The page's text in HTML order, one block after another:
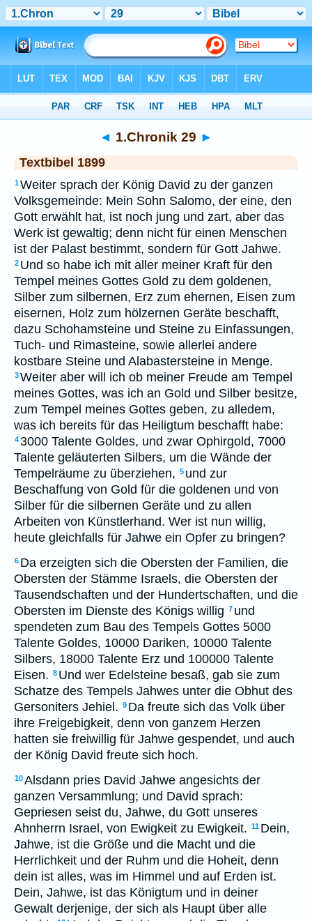
◄ 1.Chronik 29 ►
Textbibel 1899
1Weiter sprach der König David zu der ganzen
Volksgemeinde: Mein Sohn Salomo, der eine, den
Gott erwählt hat, ist noch jung und zart, aber das
Werk ist gewaltig; denn nicht für einen Menschen
ist der Palast bestimmt, sondern für Gott Jahwe.
2 Und so habe ich mit aller meiner Kraft für den
Tempel meines Gottes Gold zu dem goldenen,
Silber zum silbernen, Erz zum ehernen, Eisen zum
eisernen, Holz zum hölzernen Geräte beschafft,
dazu Schohamsteine und Steine zu Einfassungen,
Tuch- und Rimasteine, sowie allerlei andere
kostbare Steine und Alabastersteine in Menge.
3Weiter aber will ich ob meiner Freude am Tempel
meines Gottes, was ich an Gold und Silber besitze,
zum Tempel meines Gottes geben, zu alledem,
was ich bereits für das Heiligtum beschafft habe:
43000 Talente Goldes, und zwar Ophirgold, 7000
Talente geläuterten Silbers, um die Wände der
Tempelräume zu überziehen, 5 und zur
Beschaffung von Gold für die goldenen und von
Silber für die silbernen Geräte und zu allen
Arbeiten von Künstlerhand. Wer ist nun willig,
heute gleichfalls für Jahwe ein Opfer zu bringen?
6 Da erzeigten sich die Obersten der Familien, die
Obersten der Stämme Israels, die Obersten der
Tausendschaften und der Hundertschaften, und die
Obersten im Dienste des Königs willig 7 und
spendeten zum Bau des Tempels Gottes 5000
Talente Goldes, 10000 Dariken, 10000 Talente
Silbers, 18000 Talente Erz und 100000 Talente
Eisen. 8 Und wer Edelsteine besaß, gab sie zum
Schatze des Tempels Jahwes unter die Obhut des
Gersoniters Jehiel. 9 Da freute sich das Volk über
ihre Freigebigkeit, denn von ganzem Herzen
hatten sie freiwillig für Jahwe gespendet, und auch
der König David freute sich hoch.
10Alsdann pries David Jahwe angesichts der
ganzen Versammlung; und David sprach:
Gepriesen seist du, Jahwe, du Gott unseres
Ahnherrn Israel, von Ewigkeit zu Ewigkeit. 11 Dein,
Jahwe, ist die Größe und die Macht und die
Herrlichkeit und der Ruhm und die Hoheit, denn
dein ist alles, was im Himmel und auf Erden ist.
Dein, Jahwe, ist das Königtum und in deiner
Gewalt derjenige, der sich als Haupt über alle